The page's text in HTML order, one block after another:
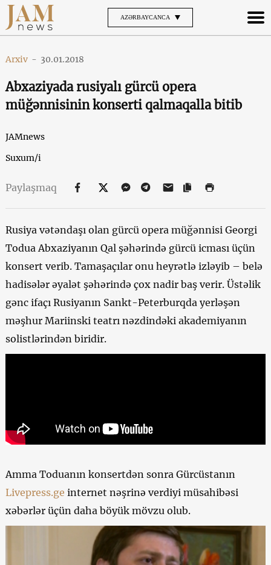
AZƏRBAYCANCA
Arxiv - 30.01.2018
Abxaziyada rusiyalı gürcü opera
müğənnisinin konserti qalmaqalla bitib
JAMnews
Suxum/i
Paylaşmaq
Rusiya vətəndaşı olan gürcü opera müğənnisi Georgi
Todua Abxaziyanın Qal şəhərində gürcü icması üçün
konsert verib. Tamaşaçılar onu heyrətlə izləyib – belə
hadisələr əyalət şəhərində çox nadir baş verir. Üstəlik
gənc ifaçı Rusiyanın Sankt-Peterburqda yerləşən
məşhur Mariinski teatrı nəzdindəki akademiyanın
solistlərindən biridir.
Amma Toduanın konsertdən sonra Gürcüstanın
Livepress.ge internet nəşrinə verdiyi müsahibəsi
xəbərlər üçün daha böyük mövzu olub.